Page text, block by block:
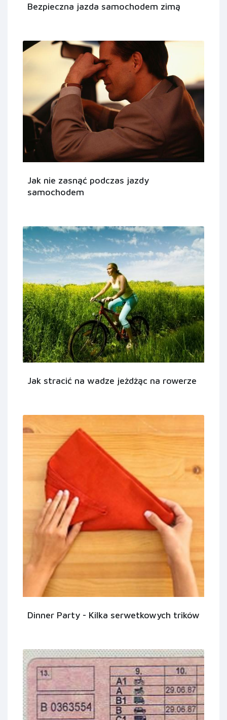
Bezpieczna jazda samochodem zimą
Jak nie zasnąć podczas jazdy
samochodem
Jak stracić na wadze jeżdżąc na rowerze
Dinner Party - Kilka serwetkowych trików